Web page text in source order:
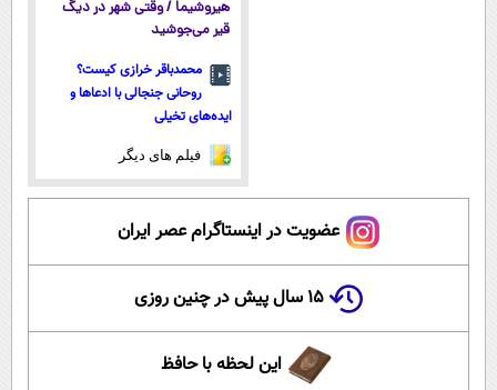
هیروشیما / وقتی شهر در دیگ
قیر می‌جوشید
محمدباقر خرازی کیست؟
روحانی جنجالی با ادعاها و
ایده‌های تخیلی
فیلم های دیگر
عضویت در اینستاگرام عصر ایران
۱۵ سال پیش در چنین روزی
این لحظه با حافظ